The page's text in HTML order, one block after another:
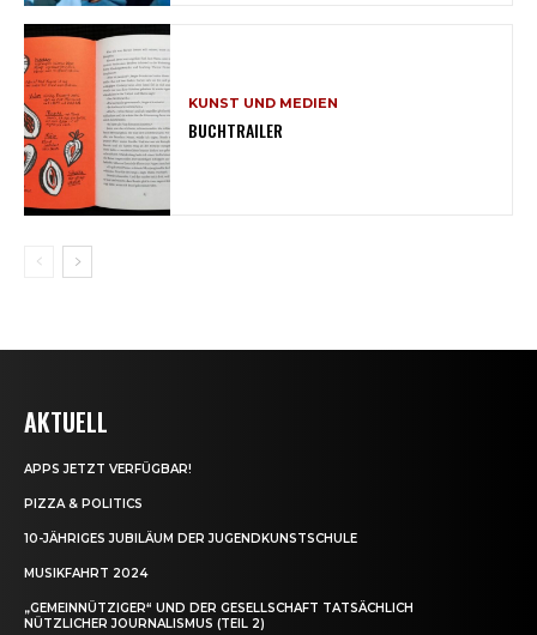
KUNST UND MEDIEN
BUCHTRAILER
AKTUELL
APPS JETZT VERFÜGBAR!
PIZZA & POLITICS
10-JÄHRIGES JUBILÄUM DER JUGENDKUNSTSCHULE
MUSIKFAHRT 2024
„GEMEINNÜTZIGER“ UND DER GESELLSCHAFT TATSÄCHLICH
NÜTZLICHER JOURNALISMUS (TEIL 2)